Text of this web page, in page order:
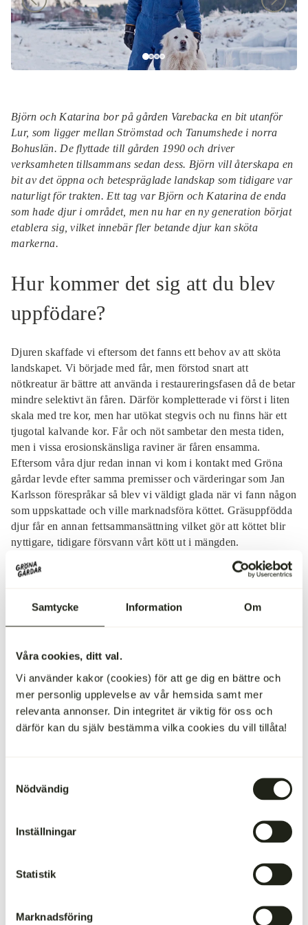
Samtycke Information Om
Våra cookies, ditt val.
Vi använder kakor (cookies) för att ge dig en bättre och
mer personlig upplevelse av vår hemsida samt mer
relevanta annonser. Din integritet är viktig för oss och
därför kan du själv bestämma vilka cookies du vill tillåta!
Nödvändig
Inställningar
Statistik
Marknadsföring
70,00 kr
Benbuljong av nöt
69,00 kr
Visa produkt
Björn och Katarina bor på gården Varebacka en bit utanför
Lur, som ligger mellan Strömstad och Tanumshede i norra
Bohuslän. De flyttade till gården 1990 och driver
verksamheten tillsammans sedan dess. Björn vill återskapa en
bit av det öppna och betespräglade landskap som tidigare var
naturligt för trakten. Ett tag var Björn och Katarina de enda
som hade djur i området, men nu har en ny generation börjat
etablera sig, vilket innebär fler betande djur kan sköta
markerna.
Hur kommer det sig att du blev
uppfödare?
Djuren skaffade vi eftersom det fanns ett behov av att sköta
landskapet. Vi började med får, men förstod snart att
nötkreatur är bättre att använda i restaureringsfasen då de betar
mindre selektivt än fåren. Därför kompletterade vi först i liten
skala med tre kor, men har utökat stegvis och nu finns här ett
tjugotal kalvande kor. Får och nöt sambetar den mesta tiden,
men i vissa erosionskänsliga raviner är fåren ensamma.
Eftersom våra djur redan innan vi kom i kontakt med Gröna
gårdar levde efter samma premisser och värderingar som Jan
Karlsson förespråkar så blev vi väldigt glada när vi fann någon
som uppskattade och ville marknadsföra köttet. Gräsuppfödda
djur får en annan fettsammansättning vilket gör att köttet blir
nyttigare, tidigare försvann vårt kött ut i mängden.
Vad tycker du bäst om med att
vara uppfödare?
Det bästa är landskapet och det dagliga livet vi lever här. Det
umgänget med djuren. Det märks att korna är kommunikativa
och trivs med människor och gårdens hjälpredor – tre
arbetshundar.
till paleolitisk kost (så kallad
reducering av bland annat
kolhydrater och mejeriprodukter,